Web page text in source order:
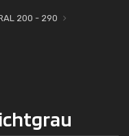
200 - 290